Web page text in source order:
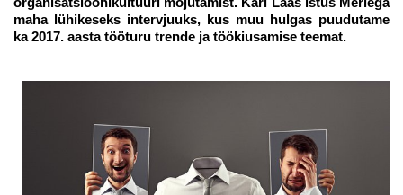
maha lühikeseks intervjuuks, kus muu hulgas puudutame
ka 2017. aasta tööturu trende ja töökiusamise teemat.